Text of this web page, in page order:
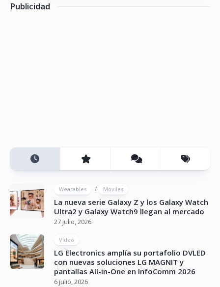
Publicidad
Wearables / Móviles
La nueva serie Galaxy Z y los Galaxy Watch
Ultra2 y Galaxy Watch9 llegan al mercado
27 julio, 2026
Vídeo
LG Electronics amplía su portafolio DVLED
con nuevas soluciones LG MAGNIT y
pantallas All-in-One en InfoComm 2026
6 julio, 2026